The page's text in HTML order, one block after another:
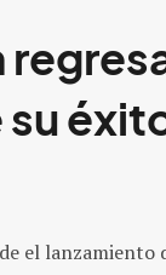
el